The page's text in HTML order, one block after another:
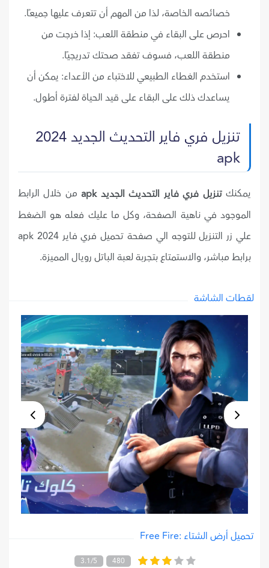
خصائصه الخاصة، لذا من المهم أن تتعرف عليها جميعًا.
احرص على البقاء في منطقة اللعب: إذا خرجت من
منطقة اللعب، فسوف تفقد صحتك تدريجيًا.
استخدم الغطاء الطبيعي للاختباء من الأعداء: يمكن أن
يساعدك ذلك على البقاء على قيد الحياة لفترة أطول.
تنزيل فري فاير التحديث الجديد 2024
apk
يمكنكتنزيل فري فاير التحديث الجديد apk
من خلال الرابط
الموجود في ناهية الصفحة، وكل ما عليك فعله هو الضغط
علي زر التنزيل للتوجه الي صفحة تحميل فري فاير 2024 apk
برابط مباشر، والاستمتاع بتجربة لعبة الباتل رويال المميزة.
لقطات الشاشة
تحميل أرض الشتاء :Free Fire
3.1/5 480